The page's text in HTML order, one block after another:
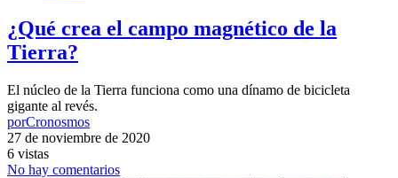
¿Qué crea el campo magnético de la
Tierra?
El núcleo de la Tierra funciona como una dínamo de bicicleta
gigante al revés.
porCronosmos
27 de noviembre de 2020
6 vistas
No hay comentarios